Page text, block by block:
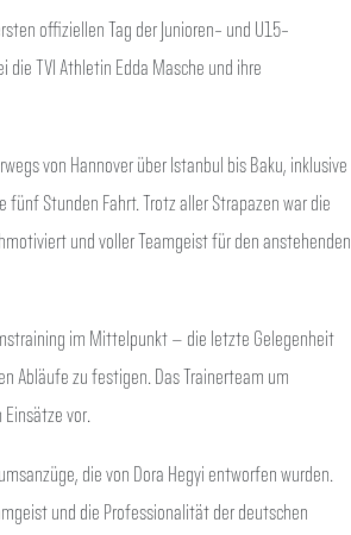
offiziellen Tag der Junioren- und U15-
TVI Athletin Edda Masche und ihre
von Hannover über Istanbul bis Baku, inklusive
Stunden Fahrt. Trotz aller Strapazen war die
und voller Teamgeist für den anstehenden
im Mittelpunkt – die letzte Gelegenheit
Abläufe zu festigen. Das Trainerteam um
vor.
die von Dora Hegyi entworfen wurden.
und die Professionalität der deutschen